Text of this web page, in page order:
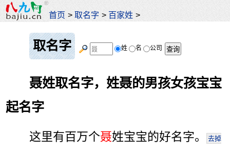
首页 >取名字 > 百家姓 >
取名字 姓 名 公司
聂姓取名字，姓聂的男孩女孩宝宝
起名字
这里有百万个聂姓宝宝的好名字。 去掉